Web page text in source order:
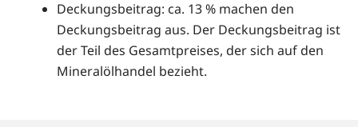
Deckungsbeitrag: ca. 13 % machen den
Deckungsbeitrag aus. Der Deckungsbeitrag ist
der Teil des Gesamtpreises, der sich auf den
Mineralölhandel bezieht.